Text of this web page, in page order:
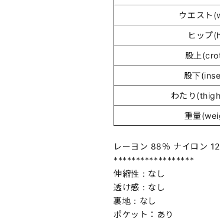
ウエスト
ヒップ
股上
股下
わたり
重量
レーヨン 88％ ナイロン
******************
伸縮性：なし
透け感：なし
裏地：なし
ポケット：あり